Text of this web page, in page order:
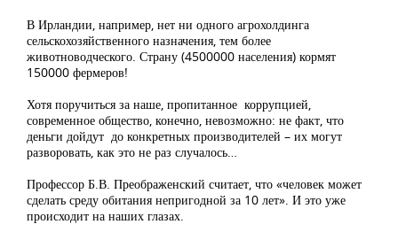
В Ирландии, например, нет ни одного агрохолдинга
сельскохозяйственного назначения, тем более
животноводческого. Страну (4500000 населения) кормят
150000 фермеров!
Хотя поручиться за наше, пропитанное коррупцией,
современное общество, конечно, невозможно: не факт, что
деньги дойдут до конкретных производителей – их могут
разворовать, как это не раз случалось…
Профессор Б.В. Преображенский считает, что «человек может
сделать среду обитания непригодной за 10 лет». И это уже
происходит на наших глазах.